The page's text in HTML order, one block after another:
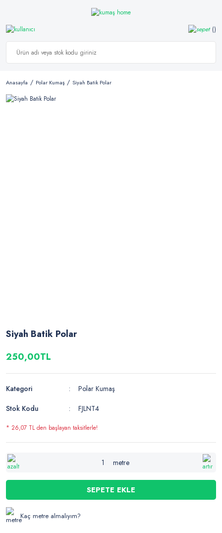
Anasayfa Polar Kumaş Siyah Batik Polar
Siyah Batik Polar
250,00TL
Kategori
Polar Kumaş
Stok Kodu
FJLNT4
* 26,07 TL den başlayan taksitlerle!
metre
SEPETE EKLE
Kaç metre almalıyım?